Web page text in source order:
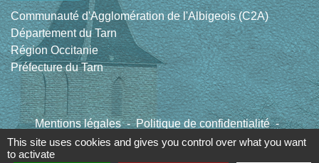
Communauté d'Agglomération de l'Albigeois (C2A)
Département du Tarn
Région Occitanie
Préfecture du Tarn
Mentions légales - Politique de confidentialité -
Accessibilité - Plan du site - Gestion des cookies
This site uses cookies and gives you control over what you want
to activate